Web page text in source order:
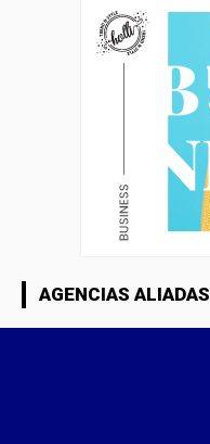
AGENCIAS ALIADAS